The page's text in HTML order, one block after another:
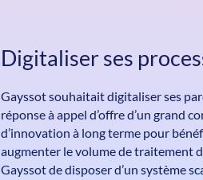
Digitaliser ses
Gayssot souhaitait digitaliser ses
réponse à appel d’offre d’un grand
d’innovation à long terme pour
augmenter le volume de traitement
Gayssot de disposer d’un système